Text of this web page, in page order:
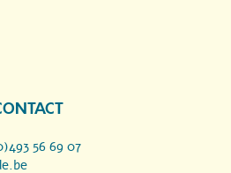
56 69 07